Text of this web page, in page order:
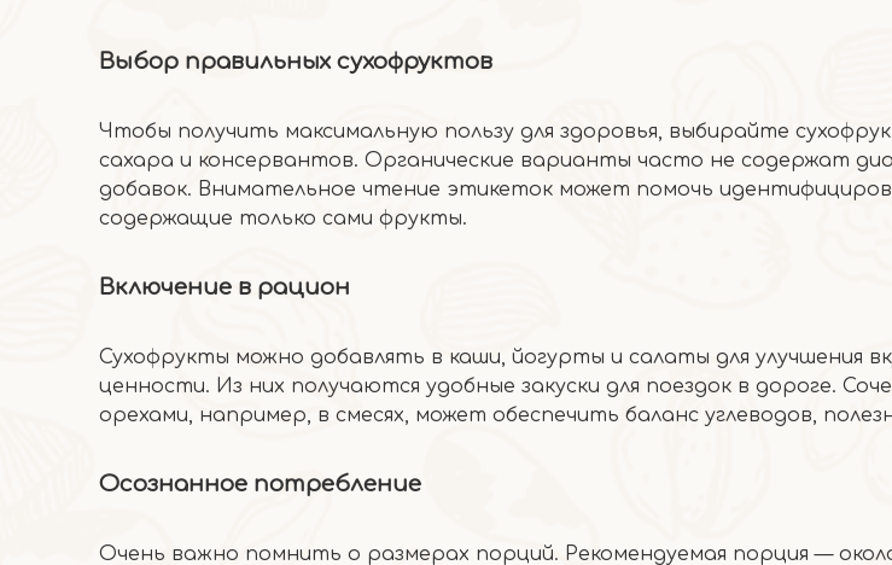
Выбор правильных сухофруктов
Чтобы получить максимальную пользу для здоровья, выбирайте
сахара и консервантов. Органические варианты часто не содержат
добавок. Внимательное чтение этикеток может помочь
содержащие только сами фрукты.
Включение в рацион
Сухофрукты можно добавлять в каши, йогурты и салаты для улучшения
ценности. Из них получаются удобные закуски для поездок в дороге.
орехами, например, в смесях, может обеспечить баланс углеводов,
Осознанное потребление
Очень важно помнить о размерах порций. Рекомендуемая порция —